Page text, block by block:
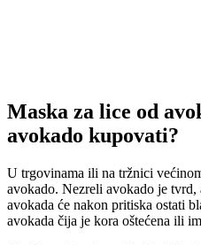
Maska za lice od
avokado kupovati?
U trgovinama ili na tržnici
avokado. Nezreli avokado je
avokada će nakon pritiska ostati
avokada čija je kora oštećena ili